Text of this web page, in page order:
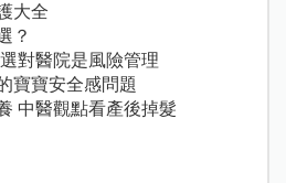
大全
？
對醫院是風險管理
寶寶安全感問題
中醫觀點看產後掉髮